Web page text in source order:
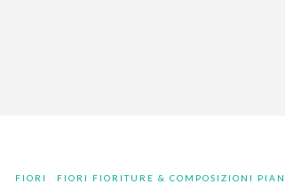
FIORI FIORI FIORITURE & COMPOSIZIONI